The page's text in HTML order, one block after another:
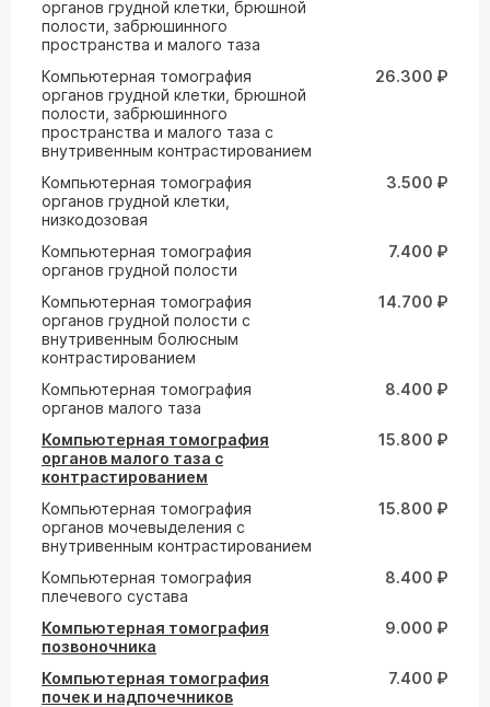
органов грудной клетки, брюшной
полости, забрюшинного
пространства и малого таза
Компьютерная томография
органов грудной клетки, брюшной
полости, забрюшинного
пространства и малого таза с
внутривенным контрастированием
26.300 ₽
Компьютерная томография
органов грудной клетки,
низкодозовая
3.500 ₽
Компьютерная томография
органов грудной полости
7.400 ₽
Компьютерная томография
органов грудной полости с
внутривенным болюсным
контрастированием
14.700 ₽
Компьютерная томография
органов малого таза
8.400 ₽
Компьютерная томография
органов малого таза с
контрастированием
15.800 ₽
Компьютерная томография
органов мочевыделения с
внутривенным контрастированием
15.800 ₽
Компьютерная томография
плечевого сустава
8.400 ₽
Компьютерная томография
позвоночника
9.000 ₽
Компьютерная томография
почек и надпочечников
7.400 ₽